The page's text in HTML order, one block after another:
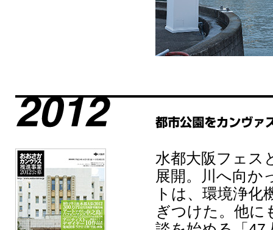
水都大阪フェス
展開。川へ向か
トは、環境浄
ぎつけた。他に